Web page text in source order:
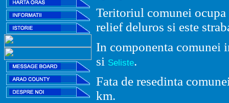
Teritoriul comunei
relief deluros si este
In componenta comunei
si Seliste.
Fata de resedinta
km.